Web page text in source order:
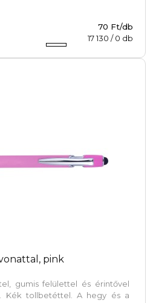
70 Ft/db
17 130 /0 db
pink
gumis felülettel és érintővel
Kék tollbetéttel. A hegy és a